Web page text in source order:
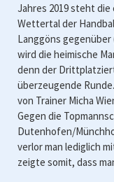
Jahres 2019 steht die
Wettertal der
Langgöns gegenüber
wird die heimische
denn der
überzeugende
von Trainer Micha
Gegen die
Dutenhofen/
verlor man lediglich
zeigte somit, dass